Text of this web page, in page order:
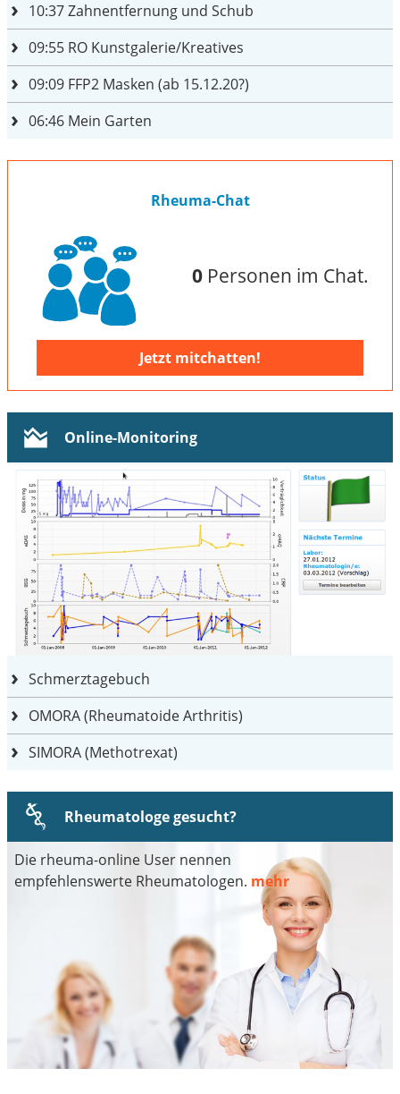
10:37Zahnentfernung und Schub
09:55 RO Kunstgalerie/Kreatives
09:09 FFP2 Masken (ab 15.12.20?)
06:46 Mein Garten
Rheuma-Chat
0Personen im Chat.
Jetzt mitchatten!
Online-Monitoring
Schmerztagebuch
OMORA (Rheumatoide Arthritis)
SIMORA (Methotrexat)
Rheumatologe gesucht?
Die rheuma-online User nennen
empfehlenswerte Rheumatologen. mehr